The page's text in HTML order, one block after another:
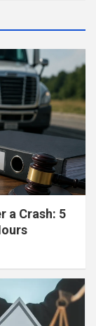
a Crash: 5